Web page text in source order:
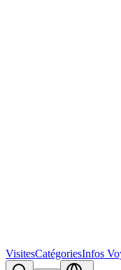
VisitesCatégoriesInfos